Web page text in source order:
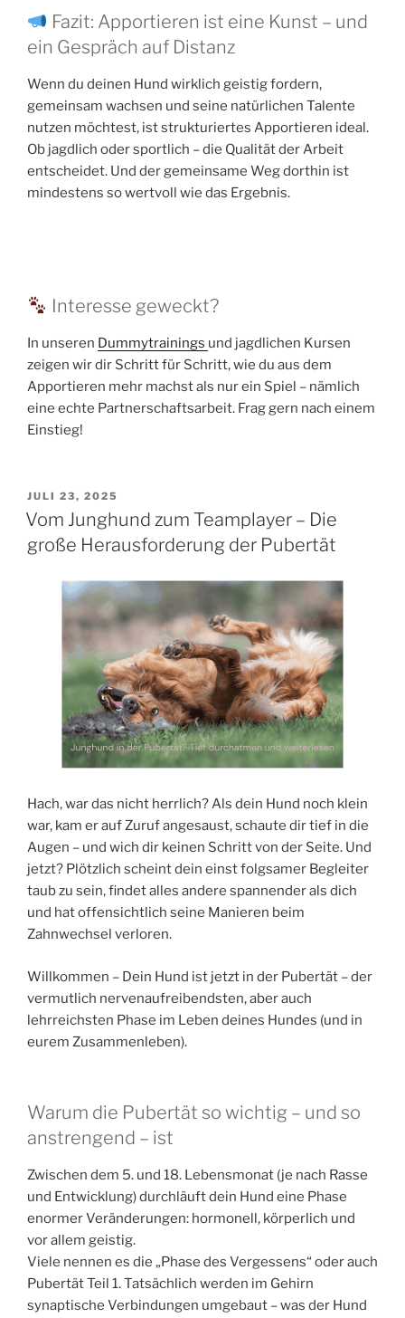
Fazit: Apportieren ist eine Kunst – und
ein Gespräch auf Distanz
Wenn du deinen Hund wirklich geistig fordern,
gemeinsam wachsen und seine natürlichen Talente
nutzen möchtest, ist strukturiertes Apportieren ideal.
Ob jagdlich oder sportlich – die Qualität der Arbeit
entscheidet. Und der gemeinsame Weg dorthin ist
mindestens so wertvoll wie das Ergebnis.
Interesse geweckt?
In unseren Dummytrainings und jagdlichen Kursen
zeigen wir dir Schritt für Schritt, wie du aus dem
Apportieren mehr machst als nur ein Spiel – nämlich
eine echte Partnerschaftsarbeit. Frag gern nach einem
Einstieg!
VERÖFFENTLICHT
AM
JULI 23, 2025
Vom Junghund zum Teamplayer – Die
große Herausforderung der Pubertät
Hach, war das nicht herrlich? Als dein Hund noch klein
war, kam er auf Zuruf angesaust, schaute dir tief in die
Augen – und wich dir keinen Schritt von der Seite. Und
jetzt? Plötzlich scheint dein einst folgsamer Begleiter
taub zu sein, findet alles andere spannender als dich
und hat offensichtlich seine Manieren beim
Zahnwechsel verloren.
Willkommen – Dein Hund ist jetzt in der Pubertät – der
vermutlich nervenaufreibendsten, aber auch
lehrreichsten Phase im Leben deines Hundes (und in
eurem Zusammenleben).
Warum die Pubertät so wichtig – und so
anstrengend – ist
Zwischen dem 5. und 18. Lebensmonat (je nach Rasse
und Entwicklung) durchläuft dein Hund eine Phase
enormer Veränderungen: hormonell, körperlich und
vor allem geistig.
Viele nennen es die „Phase des Vergessens“ oder auch
Pubertät Teil 1. Tatsächlich werden im Gehirn
synaptische Verbindungen umgebaut – was der Hund